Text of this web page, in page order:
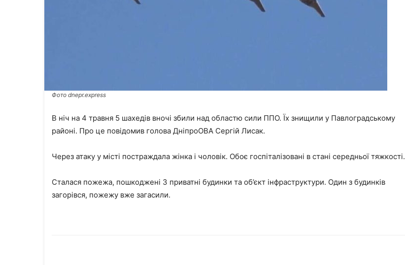
Фото dnepr.express
В ніч на 4 травня 5 шахедів вночі збили над областю сили ППО. Їх знищили у Павлоградському
районі. Про це повідомив голова ДніпроОВА Сергій Лисак.
Через атаку у місті постраждала жінка і чоловік. Обоє госпіталізовані в стані середньої тяжкості.
Сталася пожежа, пошкоджені 3 приватні будинки та об’єкт інфраструктури. Один з будинків
загорівся, пожежу вже загасили.